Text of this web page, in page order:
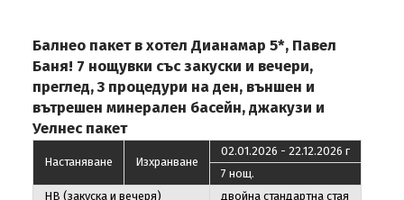
Балнео пакет в хотел Дианамар 5*, Павел
Баня! 7 нощувки със закуски и вечери,
преглед, 3 процедури на ден, външен и
вътрешен минерален басейн, джакузи и
Уелнес пакет
Настаняване Изхранване
02.01.2026 - 22.12.2026 г
7 нощ.
НВ (закуска и вечеря)
двойна стандартна стая